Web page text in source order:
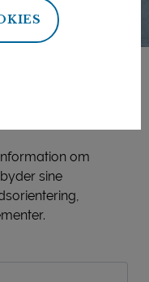
om
sine